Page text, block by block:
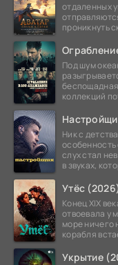
отдаленных
проникнуть
Под шум
коллекций
Ник с
слух стал
в звуках,
Утёс
Конец XIX
отвоевала у
море ничего
корабля
Укрытие